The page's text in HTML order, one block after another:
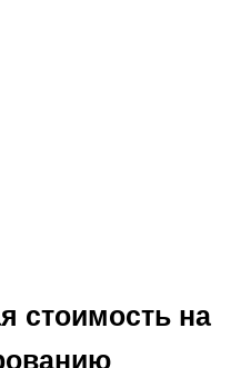
стоимость на